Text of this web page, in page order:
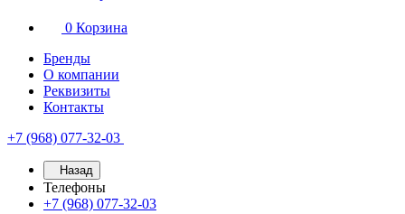
0 Корзина
Бренды
О компании
Реквизиты
Контакты
+7 (968) 077-32-03
Назад
Телефоны
+7 (968) 077-32-03